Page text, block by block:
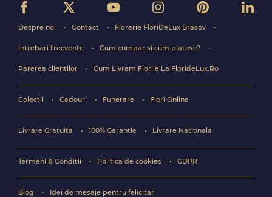
Despre noi Contact Florarie FloriDeLux Brasov
Intrebari frecvente Cum cumpar si cum platesc?
Parerea clientilor Cum Livram Florile La FlorideLux.Ro
Colectii Cadouri Funerare Flori Online
Livrare Gratuita 100% Garantie Livrare Nationala
Termeni & Conditii Politica de cookies GDPR
Blog Idei de mesaje pentru felicitari